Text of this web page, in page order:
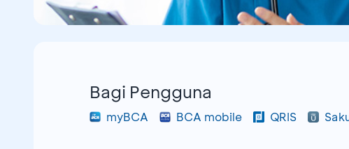
Bagi Pengguna
myBCA BCA mobile QRIS